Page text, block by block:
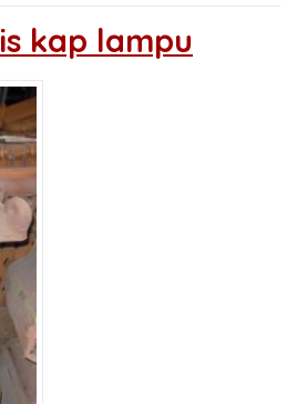
kap lampu